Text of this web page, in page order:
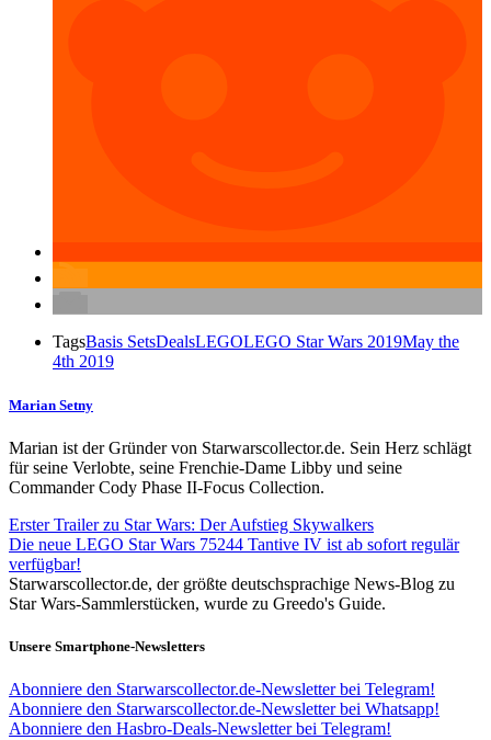
TagsBasis SetsDealsLEGOLEGO Star Wars 2019May the
4th 2019
Marian Setny
Marian ist der Gründer von Starwarscollector.de. Sein Herz schlägt
für seine Verlobte, seine Frenchie-Dame Libby und seine
Commander Cody Phase II-Focus Collection.
Erster Trailer zu Star Wars: Der Aufstieg Skywalkers
Die neue LEGO Star Wars 75244 Tantive IV ist ab sofort regulär
verfügbar!
Starwarscollector.de, der größte deutschsprachige News-Blog zu
Star Wars-Sammlerstücken, wurde zu Greedo's Guide.
Unsere Smartphone-Newsletters
Abonniere den Starwarscollector.de-Newsletter bei Telegram!
Abonniere den Starwarscollector.de-Newsletter bei Whatsapp!
Abonniere den Hasbro-Deals-Newsletter bei Telegram!